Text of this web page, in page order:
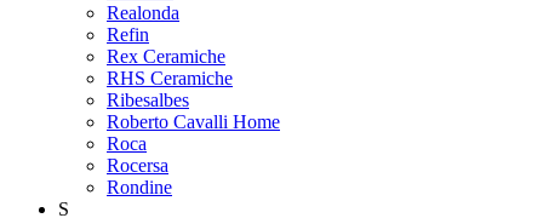
Realonda
Refin
Rex Ceramiche
RHS Ceramiche
Ribesalbes
Roberto Cavalli Home
Roca
Rocersa
Rondine
S